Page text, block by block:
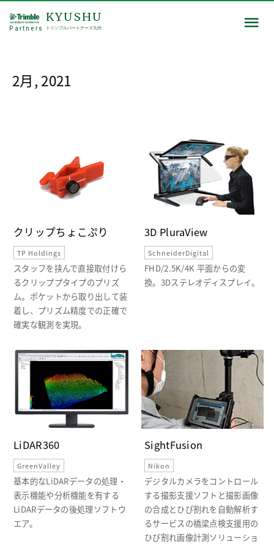
Partners
KYUSHU
トリンブルパートナーズ九州
2月, 2021
クリップちょこぷり
TP Holdings
スタッフを挟んで直接取付けら
るクリッププタイプのプリズ
ム。ポケットから取り出して装
着し、プリズム精度での正確で
確実な観測を実現。
3D PluraView
SchneiderDigital
FHD/2.5K/4K 平面からの変
換。3Dステレオディスプレイ。
LiDAR360
GreenValley
基本的なLiDARデータの処理・
表示機能や分析機能を有する
LiDARデータの後処理ソフトウ
エア。
SightFusion
Nikon
デジタルカメラをコントロール
する撮影支援ソフトと撮影画像
の合成とひび割れを自動解析す
るサービスの橋梁点検支援用の
ひび割れ画像計測ソリューショ